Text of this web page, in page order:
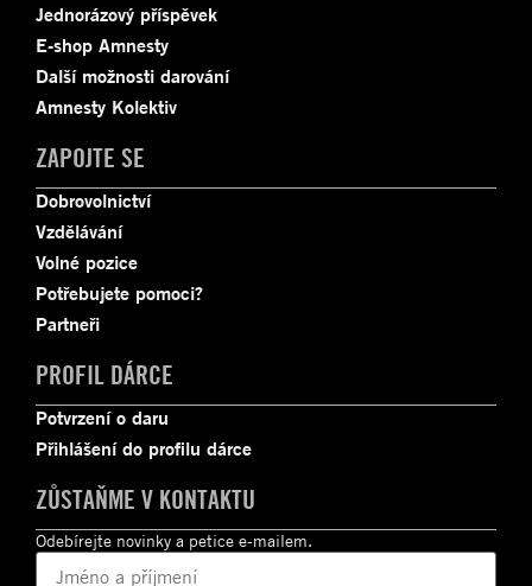
Jednorázový příspěvek
E-shop Amnesty
Další možnosti darování
Amnesty Kolektiv
ZAPOJTE SE
Dobrovolnictví
Vzdělávání
Volné pozice
Potřebujete pomoci?
Partneři
PROFIL DÁRCE
Potvrzení o daru
Přihlášení do profilu dárce
ZŮSTAŇME V KONTAKTU
Odebírejte novinky a petice e-mailem.